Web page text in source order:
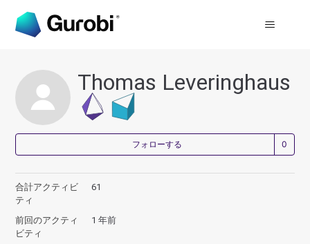
Thomas Leveringhaus
フォローする
合計アクティビ
ティ
61
前回のアクティ
ビティ
1 年前